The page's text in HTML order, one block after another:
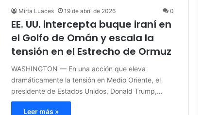
Mirta Luaces 19 de abril de 2026 0
EE. UU. intercepta buque iraní en
el Golfo de Omán y escala la
tensión en el Estrecho de Ormuz
WASHINGTON — En una acción que eleva
dramáticamente la tensión en Medio Oriente, el
presidente de Estados Unidos, Donald Trump,…
Leer más »